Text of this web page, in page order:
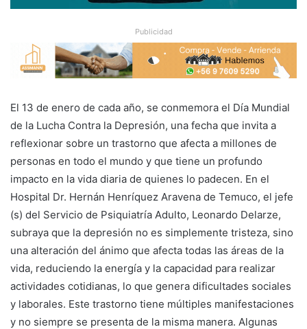
Publicidad
El 13 de enero de cada año, se conmemora el Día Mundial
de la Lucha Contra la Depresión, una fecha que invita a
reflexionar sobre un trastorno que afecta a millones de
personas en todo el mundo y que tiene un profundo
impacto en la vida diaria de quienes lo padecen. En el
Hospital Dr. Hernán Henríquez Aravena de Temuco, el jefe
(s) del Servicio de Psiquiatría Adulto, Leonardo Delarze,
subraya que la depresión no es simplemente tristeza, sino
una alteración del ánimo que afecta todas las áreas de la
vida, reduciendo la energía y la capacidad para realizar
actividades cotidianas, lo que genera dificultades sociales
y laborales. Este trastorno tiene múltiples manifestaciones
y no siempre se presenta de la misma manera. Algunas